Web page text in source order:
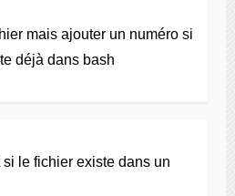
mais ajouter un numéro si
déjà dans bash
le fichier existe dans un